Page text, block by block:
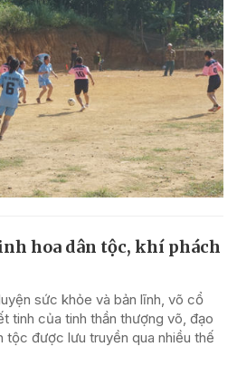
hoa dân tộc, khí phách
sức khỏe và bản lĩnh, võ cổ
tinh của tinh thần thượng võ, đạo
tộc được lưu truyền qua nhiều thế